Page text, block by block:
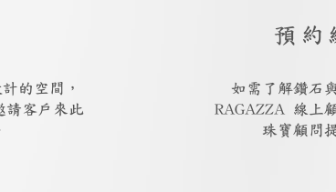
的空間，
請客戶來此
預約
如需了解鑽石
RAGAZZA 線上
珠寶顧問